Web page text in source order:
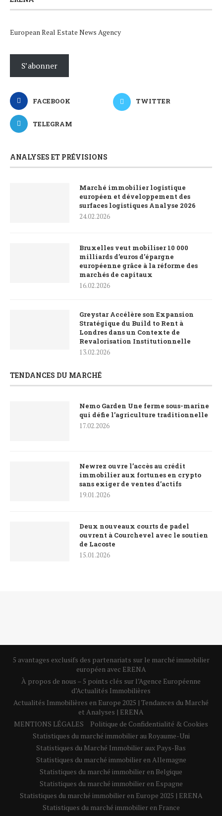
European Real Estate News Agency
S’abonner
FACEBOOK TWITTER
TELEGRAM
ANALYSES ET PRÉVISIONS
Marché immobilier logistique
européen et développement des
surfaces logistiques Analyse 2026
24.02.2026
Bruxelles veut mobiliser 10 000
milliards d’euros d’épargne
européenne grâce à la réforme des
marchés de capitaux
16.02.2026
Greystar Accélère son Expansion
Stratégique du Build to Rent à
Londres dans un Contexte de
Revalorisation Institutionnelle
13.02.2026
TENDANCES DU MARCHÉ
Nemo Garden Une ferme sous-marine
qui défie l’agriculture traditionnelle
17.02.2026
Newrez ouvre l’accès au crédit
immobilier aux fortunes en crypto
sans exiger de ventes d’actifs
19.01.2026
Deux nouveaux courts de padel
ouvrent à Courchevel avec le soutien
de Lacoste
15.01.2026
5 avantages exclusifs des partenariats sur le marché immobilier
européen avec ERENA
À propos de nous – 5 points clés sur l’Agence Européenne
d’Actualités Immobilières
Actualités Immobilières en Europe 2025 | Tendances du Marché
et Analyses | ERENA
MENTIONS LÉGALES
Politique de Confidentialité & Cookies
Statistiques du marché immobilier au Royaume-Uni
Statistiques du Marché Immobilier aux Pays-Bas
Statistiques du marché immobilier en Allemagne
Statistiques du marché immobilier en Belgique
Statistiques du marché immobilier en Espagne
Statistiques du marché immobilier en Europe 2025 | ERENA
Statistiques du marché immobilier en France